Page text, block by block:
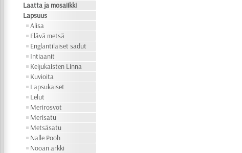
Laatta ja mosaiikki
Lapsuus
Alisa
Elävä metsä
Englantilaiset sadut
Intiaanit
Keijukaisten Linna
Kuvioita
Lapsukaiset
Lelut
Merirosvot
Merisatu
Metsäsatu
Nalle Pooh
Nooan arkki